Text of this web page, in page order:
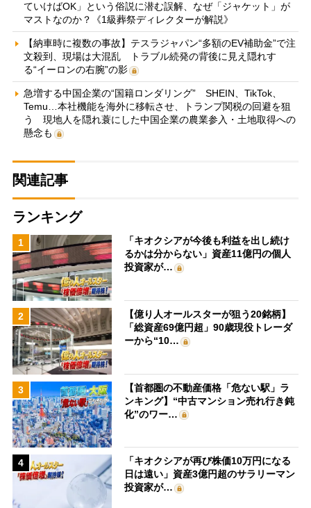
ていけばOK」という俗説に潜む誤解、なぜ「ジャケット」が
マストなのか？《1級葬祭ディレクターが解説》
【納車時に複数の事故】テスラジャパン“多額のEV補助金”で注
文殺到、現場は大混乱 トラブル続発の背後に見え隠れす
る“イーロンの右腕”の影
急増する中国企業の“国籍ロンダリング” SHEIN、TikTok、
Temu…本社機能を海外に移転させ、トランプ関税の回避を狙
う 現地人を隠れ蓑にした中国企業の農業参入・土地取得への
懸念も
関連記事
ランキング
1
「キオクシアが今後も利益を出し続け
るかは分からない」資産11億円の個人
投資家が…
2
【億り人オールスターが狙う20銘柄】
「総資産69億円超」90歳現役トレーダ
ーから“10…
3
【首都圏の不動産価格「危ない駅」ラ
ンキング】“中古マンション売れ行き鈍
化”のワー…
4
「キオクシアが再び株価10万円になる
日は遠い」資産3億円超のサラリーマン
投資家が…